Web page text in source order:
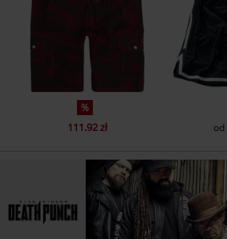
%
111.92 zł
od